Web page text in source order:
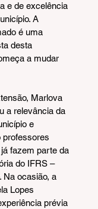
e de excelência
A
é uma
desta
a mudar
Marlova
a relevância da
e
professores
fazem parte da
do IFRS –
Na ocasião, a
Lopes
prévia